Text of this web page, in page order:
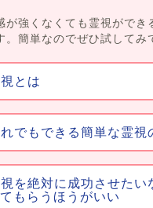
が強くなくても霊視ができ
。簡単なのでぜひ試してみ
とは
でもできる簡単な霊視
を絶対に成功させたい
もらうほうがいい